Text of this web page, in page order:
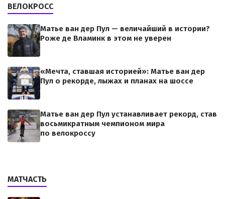
ВЕЛОКРОСС
Матье ван дер Пул — величайший в истории?
Роже де Вламинк в этом не уверен
«Мечта, ставшая историей»: Матье ван дер
Пул о рекорде, лыжах и планах на шоссе
Матье ван дер Пул устанавливает рекорд, став
восьмикратным чемпионом мира
по велокроссу
МАТЧАСТЬ